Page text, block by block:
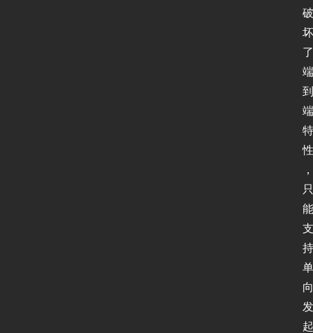
破
坏
了
端
到
端
特
性
，
只
能
支
持
单
向
发
起